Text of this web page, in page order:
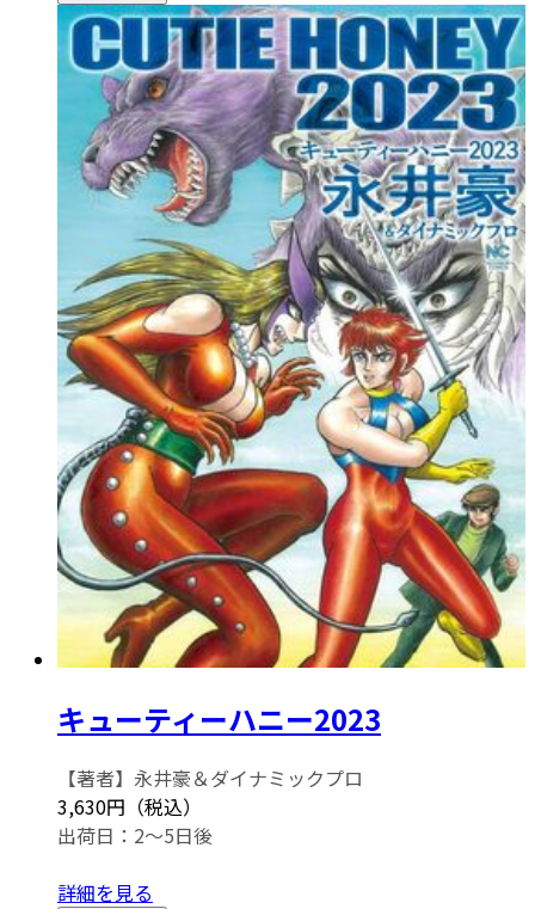
キューティーハニー2023
【著者】永井豪＆ダイナミックプロ
3,630円（税込）
出荷日：2～5日後
詳細を見る